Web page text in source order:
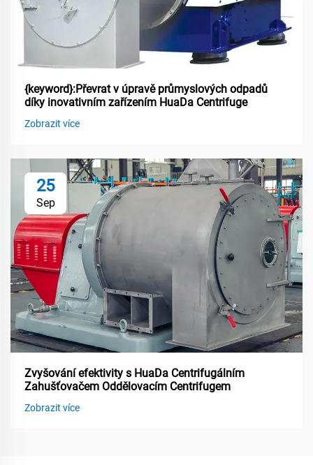
{keyword}:Převrat v úpravě průmyslových odpadů
díky inovativním zařízením HuaDa Centrifuge
Zobrazit více
25
Sep
Zvyšování efektivity s HuaDa Centrifugálním
Zahušťovačem Oddělovacím Centrifugem
Zobrazit více